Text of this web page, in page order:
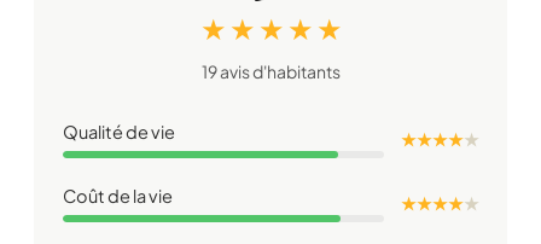
★ ★ ★ ★ ★
19 avis d'habitants
Qualité de vie ★ ★ ★ ★★
Coût de la vie ★ ★ ★ ★★